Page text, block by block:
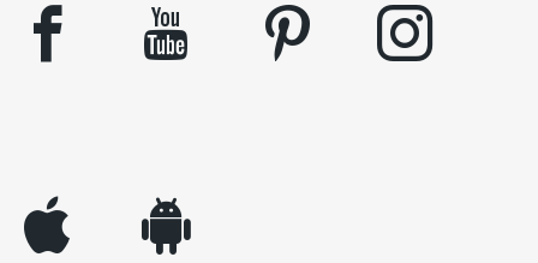
facebook youtube pinterest instagram
appleinc android